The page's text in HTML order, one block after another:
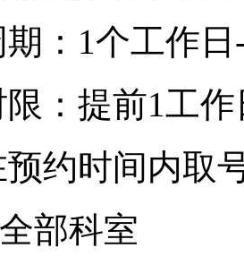
：1个工作
：提前1工作
约时间内取
全部科室